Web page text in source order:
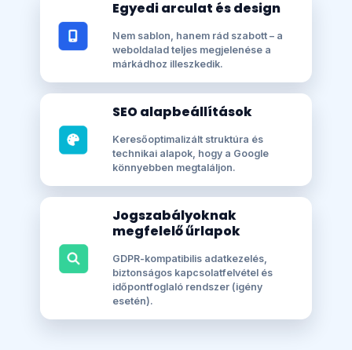
Egyedi arculat és design
Nem sablon, hanem rád szabott – a
weboldalad teljes megjelenése a
márkádhoz illeszkedik.
SEO alapbeállítások
Keresőoptimalizált struktúra és
technikai alapok, hogy a Google
könnyebben megtaláljon.
Jogszabályoknak
megfelelő űrlapok
GDPR-kompatibilis adatkezelés,
biztonságos kapcsolatfelvétel és
időpontfoglaló rendszer (igény
esetén).